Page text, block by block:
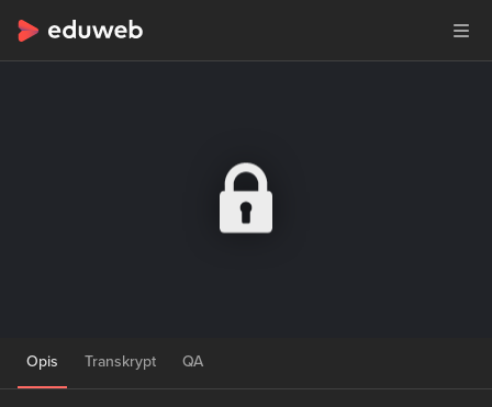
Opis Transkrypt QA